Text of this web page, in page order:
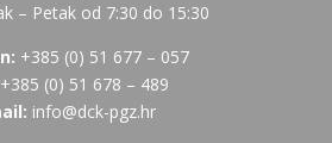
– Petak od 7:30 do 15:30
+385 (0) 51 677 – 057
+385 (0) 51 678 – 489
info@dck-pgz.hr